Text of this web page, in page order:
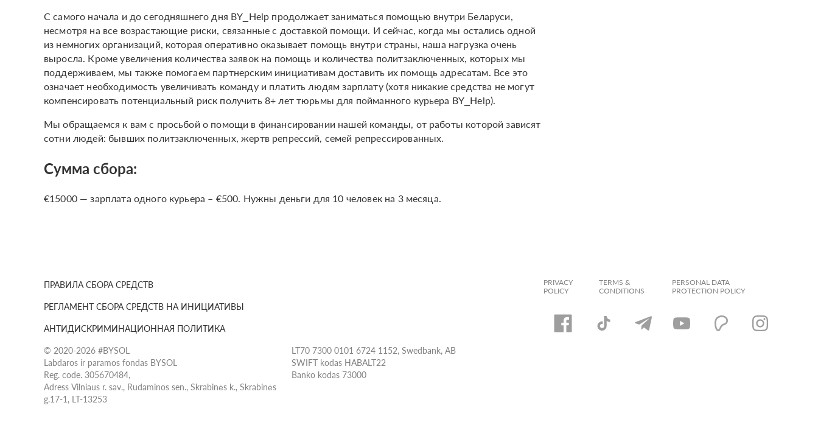
С самого начала и до сегодняшнего дня BY_Help продолжает заниматься помощью внутри Беларуси,
несмотря на все возрастающие риски, связанные с доставкой помощи. И сейчас, когда мы остались одной
из немногих организаций, которая оперативно оказывает помощь внутри страны, наша нагрузка очень
выросла. Кроме увеличения количества заявок на помощь и количества политзаключенных, которых мы
поддерживаем, мы также помогаем партнерским инициативам доставить их помощь адресатам. Все это
означает необходимость увеличивать команду и платить людям зарплату (хотя никакие средства не могут
компенсировать потенциальный риск получить 8+ лет тюрьмы для пойманного курьера BY_Help).
Мы обращаемся к вам с просьбой о помощи в финансировании нашей команды, от работы которой зависят
сотни людей: бывших политзаключенных, жертв репрессий, семей репрессированных.
Сумма сбора:
€15000 — зарплата одного курьера – €500. Нужны деньги для 10 человек на 3 месяца.
ПРАВИЛА СБОРА СРЕДСТВ
РЕГЛАМЕНТ СБОРА СРЕДСТВ НА ИНИЦИАТИВЫ
АНТИДИСКРИМИНАЦИОННАЯ ПОЛИТИКА
© 2020-2026 #BYSOL
Labdaros ir paramos fondas BYSOL
Reg. code. 305670484,
Adress Vilniaus r. sav., Rudaminos sen., Skrabinės k., Skrabinės
g.17-1, LT-13253
LT70 7300 0101 6724 1152, Swedbank, AB
SWIFT kodas HABALT22
Banko kodas 73000
PRIVACY
POLICY
TERMS &
CONDITIONS
PERSONAL DATA
PROTECTION POLICY